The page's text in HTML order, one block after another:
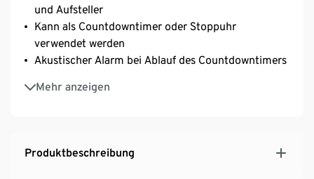
und Aufsteller
Kann als Countdowntimer oder Stoppuhr
verwendet werden
Akustischer Alarm bei Ablauf des Countdowntimers
Mehr anzeigen
Anzeige bei niedrigem Batteriestand
Kompakter Küchenhelfer
Produktbeschreibung